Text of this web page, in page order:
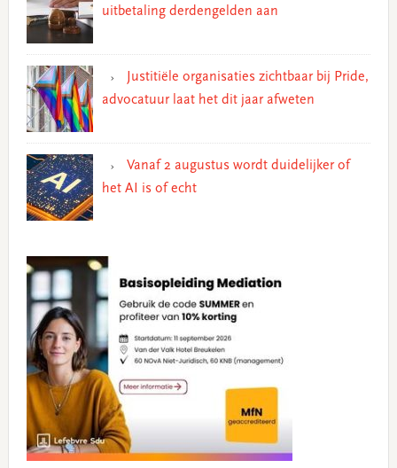
uitbetaling derdengelden aan
Justitiële organisaties zichtbaar bij Pride,
advocatuur laat het dit jaar afweten
Vanaf 2 augustus wordt duidelijker of
het AI is of echt